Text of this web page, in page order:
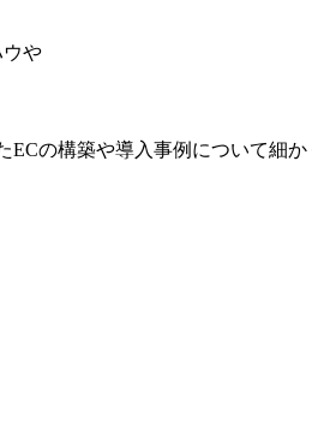
や
の構築や導入事例について細